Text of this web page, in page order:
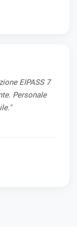
EIPASS 7
Personale